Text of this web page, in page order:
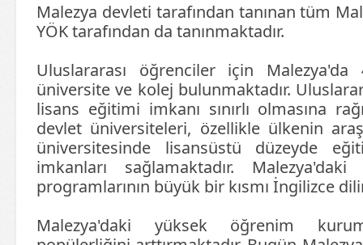
Malezya devleti tarafından tanınan tüm
YÖK tarafından da tanınmaktadır.
Uluslararası öğrenciler için Malezya'da
üniversite ve kolej bulunmaktadır.
lisans eğitimi imkanı sınırlı olmasına
devlet üniversiteleri, özellikle ülkenin
üniversitesinde lisansüstü düzeyde
imkanları sağlamaktadır.
programlarının büyük bir kısmı İngilizce
Malezya'daki yüksek öğrenim